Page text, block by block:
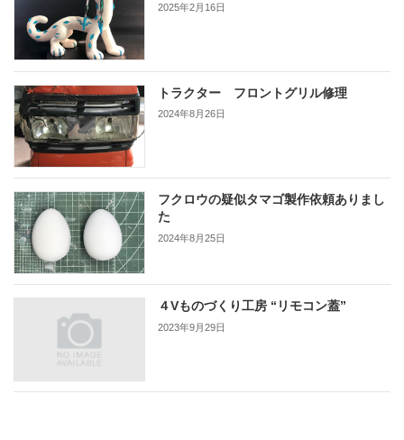
2025年2月16日
トラクター フロントグリル修理
2024年8月26日
フクロウの疑似タマゴ製作依頼ありまし
た
2024年8月25日
４Vものづくり工房 “リモコン蓋”
2023年9月29日